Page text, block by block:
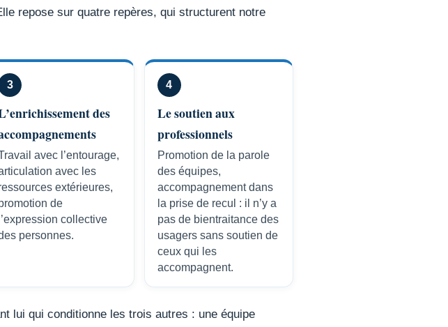
repose sur quatre repères, qui structurent notre
3
des
avec l’entourage,
avec les
extérieures,
de
l’expression collective
personnes.
4
Le soutien aux
professionnels
Promotion de la parole
des équipes,
accompagnement dans
la prise de recul : il n’y a
pas de bientraitance des
usagers sans soutien de
ceux qui les
accompagnent.
lui qui conditionne les trois autres : une équipe